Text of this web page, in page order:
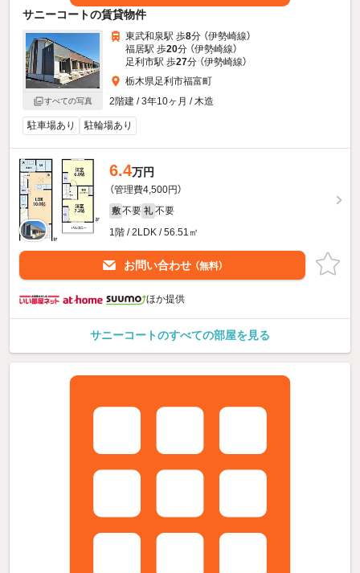
サニーコートの賃貸物件
すべての写真
東武和泉駅 歩8分 （伊勢崎線）
福居駅 歩20分 （伊勢崎線）
足利市駅 歩27分 （伊勢崎線）
栃木県足利市福富町
2階建 / 3年10ヶ月 / 木造
駐車場あり 駐輪場あり
6.4万円
（管理費4,500円）
敷 不要 礼 不要
1階 / 2LDK / 56.51㎡
お問い合わせ （無料）
ほか提供
サニーコートのすべての部屋を見る